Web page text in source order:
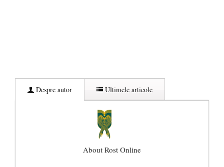
Despre autor Ultimele articole
About Rost Online